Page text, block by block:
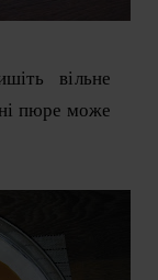
вільне
пюре може